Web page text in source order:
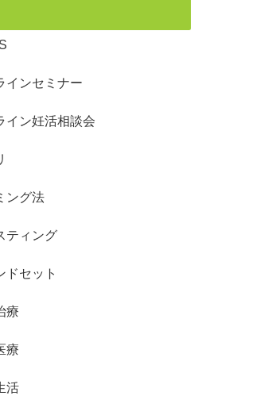
インセミナー
イン妊活相談会
ング法
ティング
ドセット
療
療
活